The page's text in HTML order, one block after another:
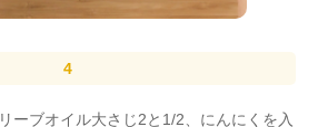
ーブオイル大さじ2と1/2、にんにくを入